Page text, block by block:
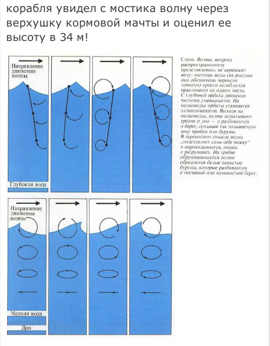
корабля увидел с мостика волну через
верхушку кормовой мачты и оценил ее
высоту в 34 м!